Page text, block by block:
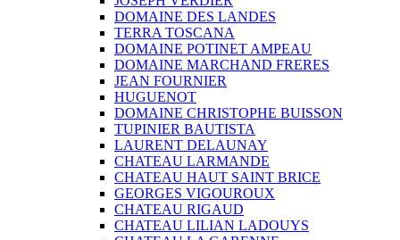
DOMAINE DES LANDES
TERRA TOSCANA
DOMAINE POTINET AMPEAU
DOMAINE MARCHAND FRERES
JEAN FOURNIER
HUGUENOT
DOMAINE CHRISTOPHE BUISSON
TUPINIER BAUTISTA
LAURENT DELAUNAY
CHATEAU LARMANDE
CHATEAU HAUT SAINT BRICE
GEORGES VIGOUROUX
CHATEAU RIGAUD
CHATEAU LILIAN LADOUYS